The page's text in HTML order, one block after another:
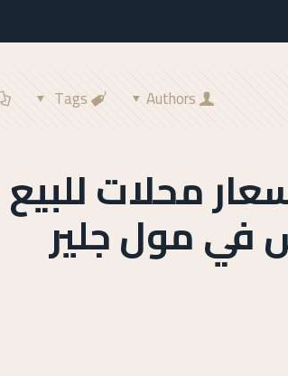
Tags Authors
أسعار محلات
في مول جلير